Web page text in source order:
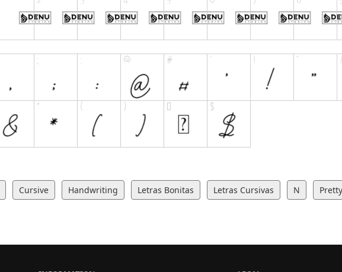
Cursive Handwriting Letras Bonitas Letras Cursivas N Pretty